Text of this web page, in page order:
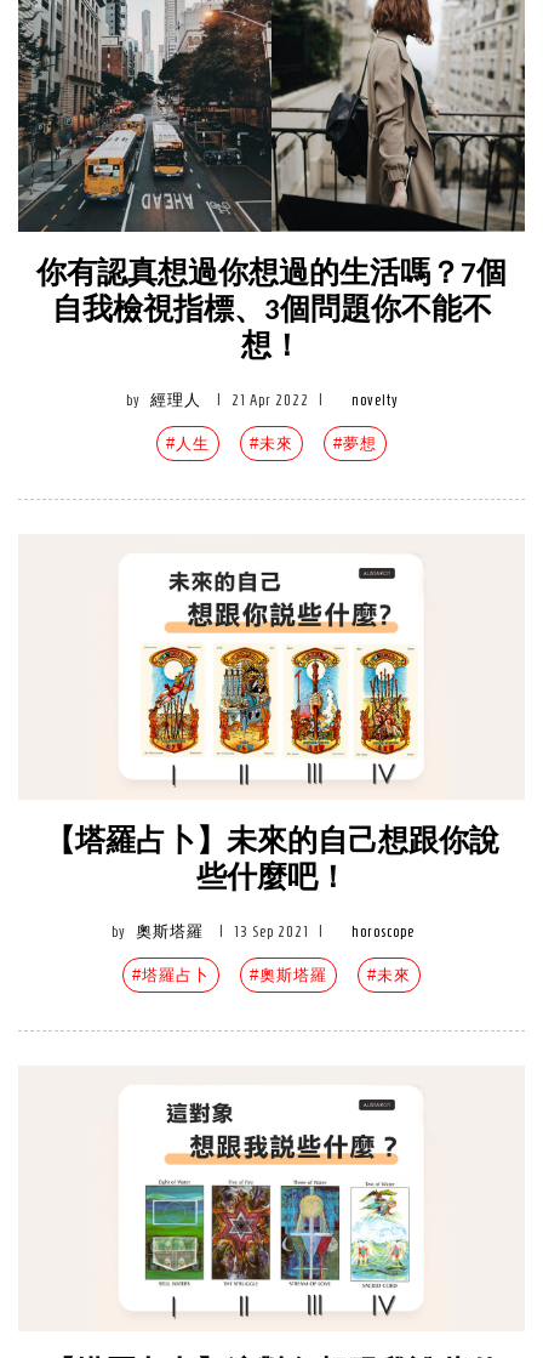
你有認真想過你想過的生活嗎？7個
自我檢視指標、3個問題你不能不
想！
by 經理人 21 Apr 2022 novelty
#人生 #未來 #夢想
【塔羅占卜】未來的自己想跟你說
些什麼吧！
by 奧斯塔羅 13 Sep 2021 horoscope
#塔羅占卜 #奧斯塔羅 #未來